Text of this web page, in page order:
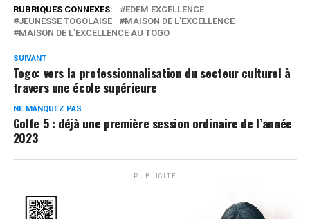
RUBRIQUES CONNEXES:
EDEM EXCELLENCE
JEUNESSE TOGOLAISE
MAISON DE L'EXCELLENCE
MAISON DE L'EXCELLENCE AU TOGO
SUIVANT
Togo: vers la professionnalisation du secteur culturel à
travers une école supérieure
NE MANQUEZ PAS
Golfe 5 : déjà une première session ordinaire de l’année
2023
PUBLICITÉ